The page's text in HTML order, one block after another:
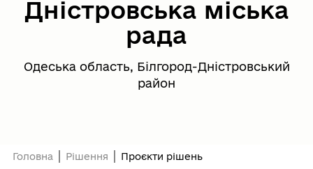
Дністровська міська
рада
Одеська область, Білгород-Дністровський
район
Головна Рішення Проєкти рішень